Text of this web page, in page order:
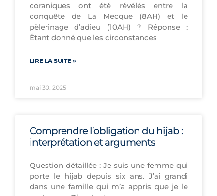
coraniques ont été révélés entre la
conquête de La Mecque (8AH) et le
pèlerinage d’adieu (10AH) ? Réponse :
Étant donné que les circonstances
LIRE LA SUITE »
mai 30, 2025
Comprendre l’obligation du hijab :
interprétation et arguments
Question détaillée : Je suis une femme qui
porte le hijab depuis six ans. J’ai grandi
dans une famille qui m’a appris que je le